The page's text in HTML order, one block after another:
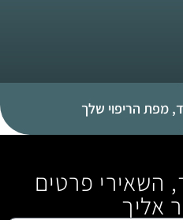
מפת הריפוי שלך
השאירי פרטים
אליך